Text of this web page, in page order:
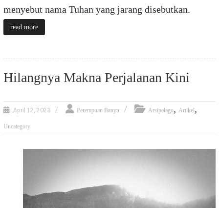
menyebut nama Tuhan yang jarang disebutkan.
read more
Hilangnya Makna Perjalanan Kini
April 12, 2023 Perempuan Banyu Arsipelago, Artikel,
Uncategory